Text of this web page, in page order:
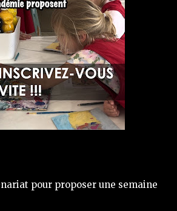
pour proposer une semaine